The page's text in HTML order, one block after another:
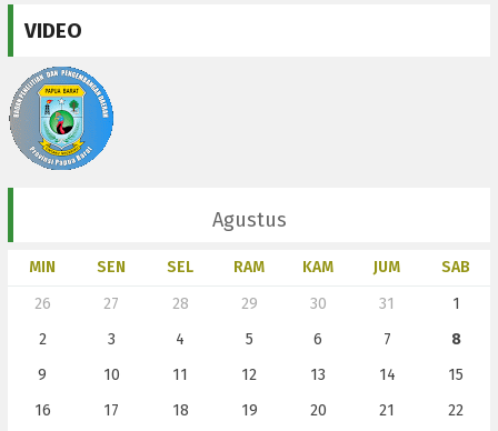
VIDEO
Agustus
MIN SEN SEL RAM KAM JUM
SAB
26
27 28 29 30 31
1
2
3 4 5 6 7
8
9
10 11 12 13 14
15
16
17 18 19 20 21
22